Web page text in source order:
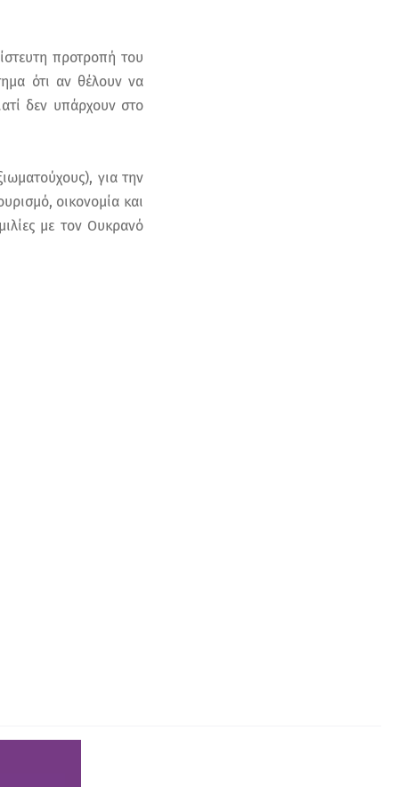
προτροπή του
ότι αν θέλουν να
δεν υπάρχουν στο
για την
οικονομία και
με τον Ουκρανό